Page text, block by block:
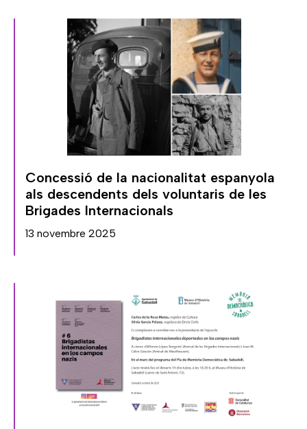
Concessió de la nacionalitat espanyola
als descendents dels voluntaris de les
Brigades Internacionals
13 novembre 2025